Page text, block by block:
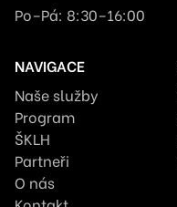
Po–Pá: 8:30–16:00
NAVIGACE
Naše služby
Program
ŠKLH
Partneři
O nás